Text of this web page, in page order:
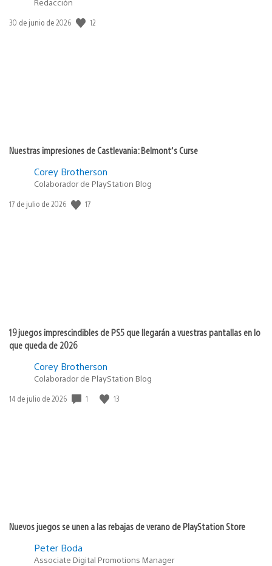
Fecha
30 de junio de 2026 12
Nuestras impresiones de Castlevania: Belmont’s Curse
Corey Brotherson
Colaborador de PlayStation Blog
Fecha
17 de julio de 2026 17
19 juegos imprescindibles de PS5 que llegarán a vuestras pantallas en lo
que queda de 2026
Corey Brotherson
Colaborador de PlayStation Blog
Fecha
14 de julio de 2026 1 13
Nuevos juegos se unen a las rebajas de verano de PlayStation Store
Peter Boda
Associate Digital Promotions Manager